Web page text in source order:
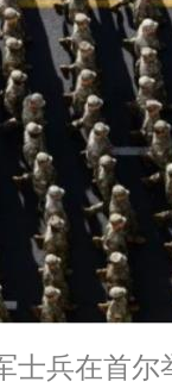
士兵在首